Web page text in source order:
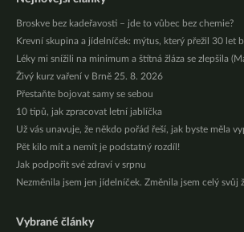
Broskve bez kadeřavosti – jde to vůbec bez chemie?
Krevní skupina a jídelníček: mýtus, který přežil 30 let
Léky mi snížili na minimum a štítná žláza se zlepšila
Živý kurz vaření v Brně 25. 8. 2026
Přestaňte bojovat samy se sebou
10 tipů, jak zpracovat letní jablíčka
Už vás unavuje, že někdo pořád řeší, jak byste měla
Pět kilo mít a nemít je podstatný rozdíl!
Jak podpořit své zdraví v srpnu
Nezměnila jsem jen jídelníček. Změnila jsem celý svůj
Vybrané články